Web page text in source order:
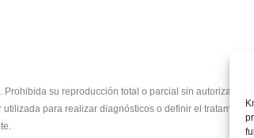
su reproducción total o parcial sin autorización
para realizar diagnósticos o definir el